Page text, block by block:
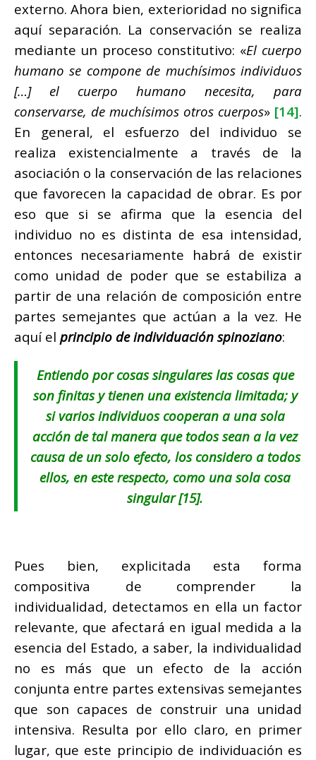
externo. Ahora bien, exterioridad no significa
aquí separación. La conservación se realiza
mediante un proceso constitutivo: «El cuerpo
humano se compone de muchísimos individuos
[…] el cuerpo humano necesita, para
conservarse, de muchísimos otros cuerpos» [14].
En general, el esfuerzo del individuo se
realiza existencialmente a través de la
asociación o la conservación de las relaciones
que favorecen la capacidad de obrar. Es por
eso que si se afirma que la esencia del
individuo no es distinta de esa intensidad,
entonces necesariamente habrá de existir
como unidad de poder que se estabiliza a
partir de una relación de composición entre
partes semejantes que actúan a la vez. He
aquí el principio de individuación spinoziano:
Entiendo por cosas singulares las cosas que
son finitas y tienen una existencia limitada; y
si varios individuos cooperan a una sola
acción de tal manera que todos sean a la vez
causa de un solo efecto, los considero a todos
ellos, en este respecto, como una sola cosa
singular[15].
Pues bien, explicitada esta forma
compositiva de comprender la
individualidad, detectamos en ella un factor
relevante, que afectará en igual medida a la
esencia del Estado, a saber, la individualidad
no es más que un efecto de la acción
conjunta entre partes extensivas semejantes
que son capaces de construir una unidad
intensiva. Resulta por ello claro, en primer
lugar, que este principio de individuación es